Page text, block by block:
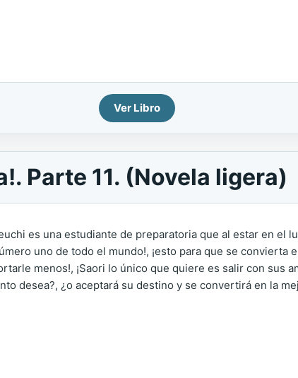
Ver Libro
Parte 11. (Novela ligera)
es una estudiante de preparatoria que al estar en el
uno de todo el mundo!, ¡esto para que se convierta
menos!, ¡Saori lo único que quiere es salir con sus
desea?, ¿o aceptará su destino y se convertirá en la